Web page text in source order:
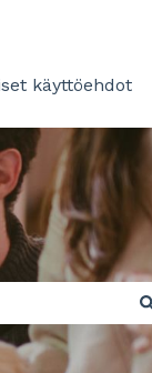
käyttöehdot